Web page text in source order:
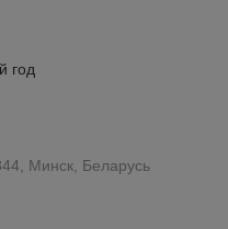
год
Минск, Беларусь